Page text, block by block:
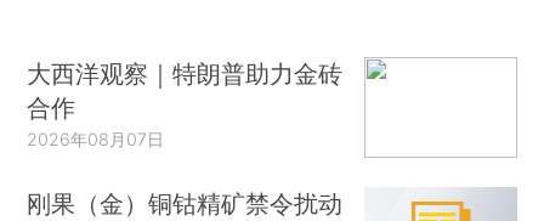
大西洋观察｜特朗普助力金砖
合作
2026年08月07日
刚果（金）铜钴精矿禁令扰动